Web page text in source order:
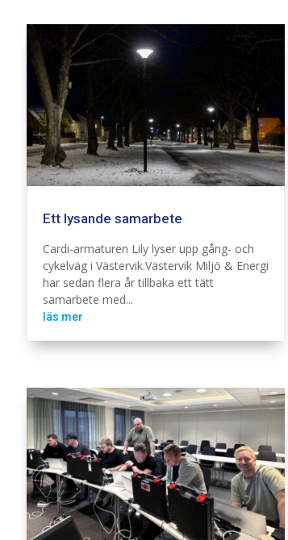
Ett lysande samarbete
Cardi-armaturen Lily lyser upp gång- och
cykelväg i Västervik.Västervik Miljö & Energi
har sedan flera år tillbaka ett tätt
samarbete med...
läs mer